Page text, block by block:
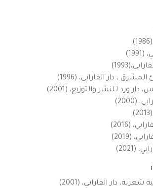
، دار الفارابي، (1996)
دار ورد للنشر والتوزيع، (2001)
(2000)
(2016)
(2019)
(2021)
دار الفارابي، (2001)